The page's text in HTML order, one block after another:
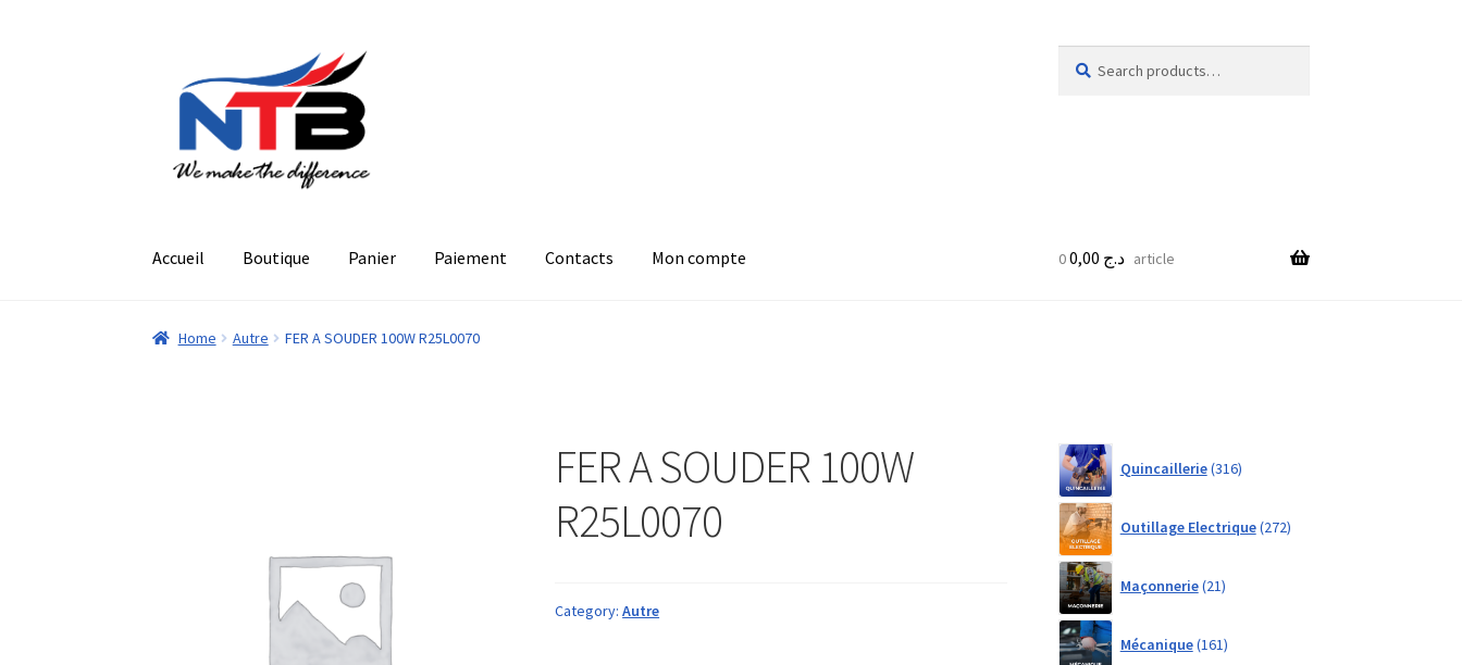
navigation
contenu
for:
Accueil Boutique Panier Paiement Contacts Mon compte د.ج 0 article
Home Autre FER A SOUDER 100W R25L0070
FER A SOUDER 100W
R25L0070
Category:Autre
Quincaillerie 316products
Outillage Electrique 272products
Maçonnerie 21products
Mécanique 161products